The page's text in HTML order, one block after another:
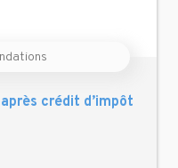
après crédit d’impôt